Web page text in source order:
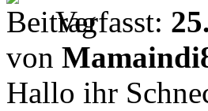
Verfasst:
von
Hallo ihr